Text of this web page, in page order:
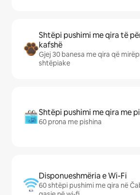
Shtëpi pushimi me qira të
kafshë
Gjej 30 banesa me qira që
shtëpiake
Shtëpi pushimi me qira me
60 prona me pishina
Disponueshmëria e Wi-Fi
60 shtëpi pushimi me qira në